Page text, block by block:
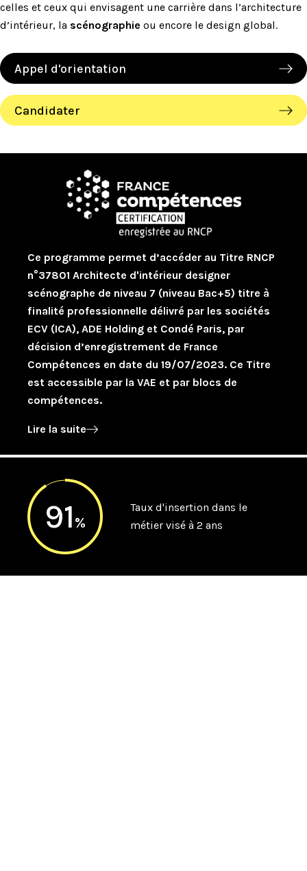
celles et ceux qui envisagent une carrière dans l’architecture
d’intérieur, la scénographie ou encore le design global.
Appel d'orientation
Candidater
Ce programme permet d’accéder au Titre RNCP
n°37801 Architecte d'intérieur designer
scénographe de niveau 7 (niveau Bac+5) titre à
finalité professionnelle délivré par les sociétés
ECV (ICA), ADE Holding et Condé Paris, par
décision d’enregistrement de France
Compétences en date du 19/07/2023. Ce Titre
est accessible par la VAE et par blocs de
compétences.
Lire la suite
91%
Taux d'insertion dans le
métier visé à 2 ans